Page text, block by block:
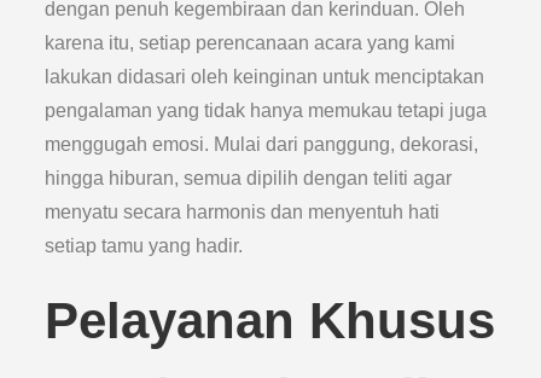
dengan penuh kegembiraan dan kerinduan. Oleh
karena itu, setiap perencanaan acara yang kami
lakukan didasari oleh keinginan untuk menciptakan
pengalaman yang tidak hanya memukau tetapi juga
menggugah emosi. Mulai dari panggung, dekorasi,
hingga hiburan, semua dipilih dengan teliti agar
menyatu secara harmonis dan menyentuh hati
setiap tamu yang hadir.
Pelayanan Khusus